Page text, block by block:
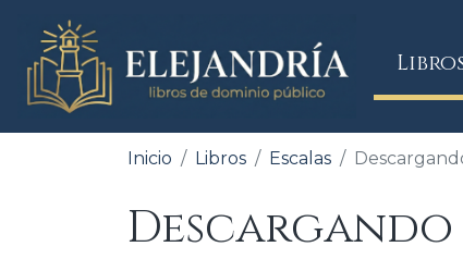
Inicio Libros Escalas
Descargando